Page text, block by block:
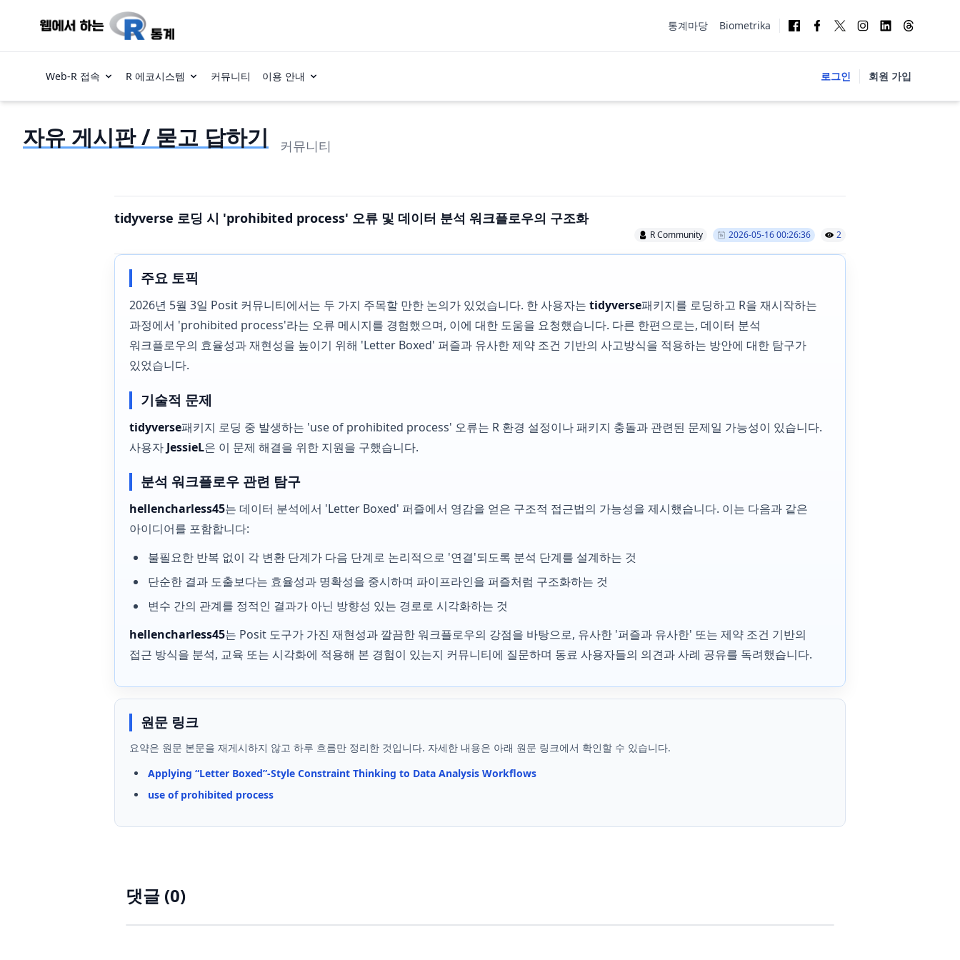
통계마당 Biometrika
Web-R 접속 R 에코시스템 커뮤니티 이용 안내 로그인 회원 가입
자유 게시판 / 묻고 답하기 커뮤니티
tidyverse 로딩 시 'prohibited process' 오류 및 데이터 분석 워크플로우의 구조화
R Community 2026-05-16 00:26:36 2
주요 토픽
2026년 5월 3일 Posit 커뮤니티에서는 두 가지 주목할 만한 논의가 있었습니다. 한 사용자는 tidyverse패키지를 로딩하고 R을 재시작하는
과정에서 'prohibited process'라는 오류 메시지를 경험했으며, 이에 대한 도움을 요청했습니다. 다른 한편으로는, 데이터 분석
워크플로우의 효율성과 재현성을 높이기 위해 'Letter Boxed' 퍼즐과 유사한 제약 조건 기반의 사고방식을 적용하는 방안에 대한 탐구가
있었습니다.
기술적 문제
tidyverse패키지 로딩 중 발생하는 'use of prohibited process' 오류는 R 환경 설정이나 패키지 충돌과 관련된 문제일 가능성이 있습니다.
사용자 JessieL은 이 문제 해결을 위한 지원을 구했습니다.
분석 워크플로우 관련 탐구
hellencharless45는 데이터 분석에서 'Letter Boxed' 퍼즐에서 영감을 얻은 구조적 접근법의 가능성을 제시했습니다. 이는 다음과 같은
아이디어를 포함합니다:
불필요한 반복 없이 각 변환 단계가 다음 단계로 논리적으로 '연결'되도록 분석 단계를 설계하는 것
단순한 결과 도출보다는 효율성과 명확성을 중시하며 파이프라인을 퍼즐처럼 구조화하는 것
변수 간의 관계를 정적인 결과가 아닌 방향성 있는 경로로 시각화하는 것
hellencharless45는 Posit 도구가 가진 재현성과 깔끔한 워크플로우의 강점을 바탕으로, 유사한 '퍼즐과 유사한' 또는 제약 조건 기반의
접근 방식을 분석, 교육 또는 시각화에 적용해 본 경험이 있는지 커뮤니티에 질문하며 동료 사용자들의 의견과 사례 공유를 독려했습니다.
원문 링크
요약은 원문 본문을 재게시하지 않고 하루 흐름만 정리한 것입니다. 자세한 내용은 아래 원문 링크에서 확인할 수 있습니다.
Applying “Letter Boxed”-Style Constraint Thinking to Data Analysis Workflows
use of prohibited process
댓글 (0)